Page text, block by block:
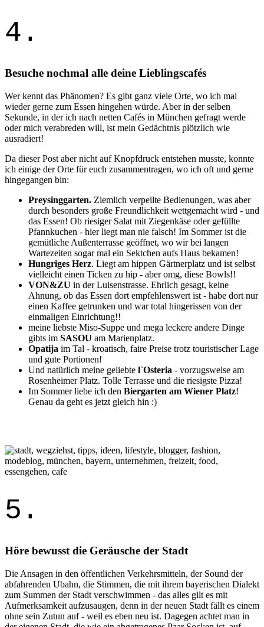
4.
Besuche nochmal alle deine Lieblingscafés
Wer kennt das Phänomen? Es gibt ganz viele Orte, wo ich mal
wieder gerne zum Essen hingehen würde. Aber in der selben
Sekunde, in der ich nach netten Cafés in München gefragt werde
oder mich verabreden will, ist mein Gedächtnis plötzlich wie
ausradiert!
Da dieser Post aber nicht auf Knopfdruck entstehen musste, konnte
ich einige der Orte für euch zusammentragen, wo ich oft und gerne
hingegangen bin:
Preysinggarten. Ziemlich verpeilte Bedienungen, was aber
durch besonders große Freundlichkeit wettgemacht wird - und
das Essen! Ob riesiger Salat mit Ziegenkäse oder gefüllte
Pfannkuchen - hier liegt man nie falsch! Im Sommer ist die
gemütliche Außenterrasse geöffnet, wo wir bei langen
Wartezeiten sogar mal ein Sektchen aufs Haus bekamen!
Hungriges Herz. Liegt am hippen Gärtnerplatz und ist selbst
vielleicht einen Ticken zu hip - aber omg, diese Bowls!!
VON&ZU in der Luisenstrasse. Ehrlich gesagt, keine
Ahnung, ob das Essen dort empfehlenswert ist - habe dort nur
einen Kaffee getrunken und war total hingerissen von der
einmaligen Einrichtung!!
meine liebste Miso-Suppe und mega leckere andere Dinge
gibts im SASOU am Marienplatz.
Opatija im Tal - kroatisch, faire Preise trotz touristischer Lage
und gute Portionen!
Und natürlich meine geliebte l`Osteria - vorzugsweise am
Rosenheimer Platz. Tolle Terrasse und die riesigste Pizza!
Im Sommer liebe ich den Biergarten am Wiener Platz!
Genau da geht es jetzt gleich hin :)
5.
Höre bewusst die Geräusche der Stadt
Die Ansagen in den öffentlichen Verkehrsmitteln, der Sound der
abfahrenden Ubahn, die Stimmen, die mit ihrem bayerischen Dialekt
zum Summen der Stadt verschwimmen - das alles gilt es mit
Aufmerksamkeit aufzusaugen, denn in der neuen Stadt fällt es einem
ohne sein Zutun auf - weil es eben neu ist. Dagegen achtet man in